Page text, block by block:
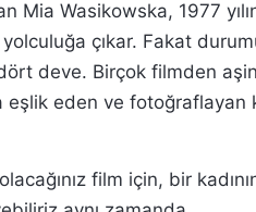
Mia Wasikowska, 1977
çıkar. Fakat
dört deve. Birçok filmden
eden ve fotoğraflayan
film için, bir